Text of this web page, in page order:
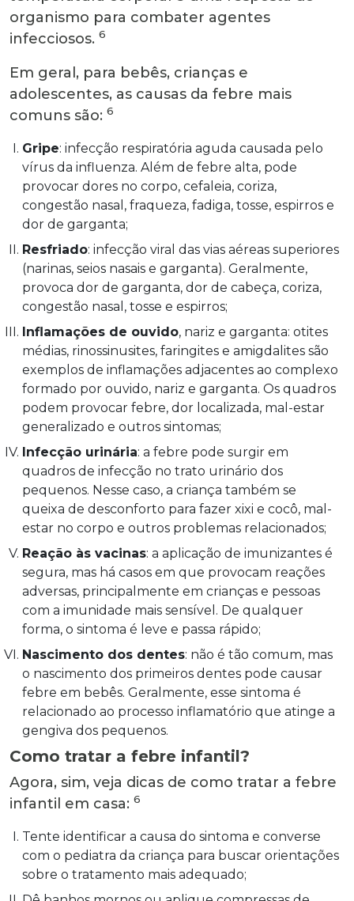
organismo para combater agentes
infecciosos. 6
Em geral, para bebês, crianças e
adolescentes, as causas da febre mais
comuns são: 6
Gripe: infecção respiratória aguda causada pelo
vírus da influenza. Além de febre alta, pode
provocar dores no corpo, cefaleia, coriza,
congestão nasal, fraqueza, fadiga, tosse, espirros e
dor de garganta;
Resfriado: infecção viral das vias aéreas superiores
(narinas, seios nasais e garganta). Geralmente,
provoca dor de garganta, dor de cabeça, coriza,
congestão nasal, tosse e espirros;
Inflamações de ouvido, nariz e garganta: otites
médias, rinossinusites, faringites e amigdalites são
exemplos de inflamações adjacentes ao complexo
formado por ouvido, nariz e garganta. Os quadros
podem provocar febre, dor localizada, mal-estar
generalizado e outros sintomas;
Infecção urinária: a febre pode surgir em
quadros de infecção no trato urinário dos
pequenos. Nesse caso, a criança também se
queixa de desconforto para fazer xixi e cocô, mal-
estar no corpo e outros problemas relacionados;
Reação às vacinas: a aplicação de imunizantes é
segura, mas há casos em que provocam reações
adversas, principalmente em crianças e pessoas
com a imunidade mais sensível. De qualquer
forma, o sintoma é leve e passa rápido;
Nascimento dos dentes: não é tão comum, mas
o nascimento dos primeiros dentes pode causar
febre em bebês. Geralmente, esse sintoma é
relacionado ao processo inflamatório que atinge a
gengiva dos pequenos.
Como tratar a febre infantil?
Agora, sim, veja dicas de como tratar a febre
infantil em casa: 6
Tente identificar a causa do sintoma e converse
com o pediatra da criança para buscar orientações
sobre o tratamento mais adequado;